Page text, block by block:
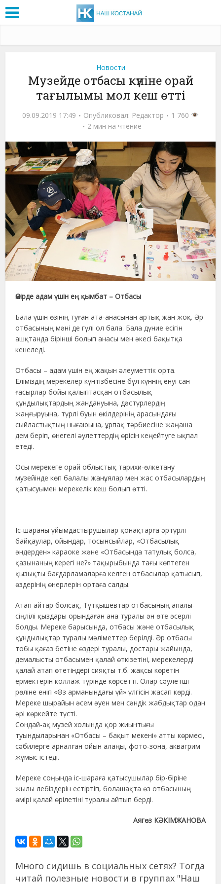
Новости
Музейде отбасы күніне орай
тағылымы мол кеш өтті
09.09.2019 17:49 Опубликовал: Редактор
1 760
2 мин на чтение
Өмірде адам үшін ең қымбат – Отбасы
Бала үшін өзінің туған ата-анасынан артық жан жоқ. Әр
отбасының мәні де гүлі ол бала. Бала дүние есігін
ашқтанда бірінші болып анасы мен әкесі бақытқа
кенеледі.
Отбасы – адам үшін ең жақын әлеуметтік орта.
Еліміздің мерекелер күнтізбесіне бұл күннің енуі сан
ғасырлар бойы қалыптасқан отбасылық
құндылықтардың жандануына, дәстүрлердің
жаңғыруына, түрлі буын өкілдерінің арасындағы
сыйластықтың нығаюына, ұрпақ тәрбиесіне жаңаша
дем беріп, өнегелі әулеттердің өрісін кеңейтуге ықпал
етеді.
Осы мерекеге орай облыстық тарихи-өлкетану
музейінде көп балалы жанұялар мен жас отбасылардың
қатысуымен мерекелік кеш болып өтті.
Іс-шараны ұйымдастырушылар қонақтарға әртүрлі
байқаулар, ойындар, тосынсыйлар, «Отбасылық
әндерден» караоке және «Отбасында татулық болса,
қазынаның керегі не?» тақырыбында тағы көптеген
қызықты бағдарламаларға келген отбасылар қатысып,
өздерінің өнерлерін ортаға салды.
Атап айтар болсақ, Тұтқышевтар отбасының апалы-
сіңлілі қыздары орындаған ана туралы ән өте әсерлі
болды. Мереке барысында, отбасы және отбасылық
құндылықтар туралы мәліметтер берілді. Әр отбасы
тобы қағаз бетіне өздері туралы, достары жайында,
демалысты отбасымен қалай өткізетіні, мерекелерді
қалай атап өтетіндері сияқты т.б. жақсы көретін
ермектерін коллаж түрінде көрсетті. Олар сәулетші
рөліне еніп «Өз арманындағы үй» үлгісін жасап көрді.
Мереке шырайын әсем әуен мен сәндік жабдықтар одан
әрі көркейте түсті.
Сондай-ақ музей холында қор жиынтығы
туындыларынан «Отбасы – бақыт мекені» атты көрмесі,
сәбилерге арналған ойын алаңы, фото-зона, аквагрим
жұмыс істеді.
Мереке соңында іс-шараға қатысушылар бір-біріне
жылы лебіздерін естіртіп, болашақта өз отбасының
өмірі қалай өрілетіні туралы айтып берді.
Аягөз КӘКІМЖАНОВА
Много сидишь в социальных сетях? Тогда
читай полезные новости в группах "Наш